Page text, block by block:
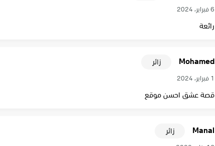
6 فبراير، 2024
رائعة
Mohamed زائر
1 فبراير، 2024
قصة عشق احسن موقع
Manal زائر